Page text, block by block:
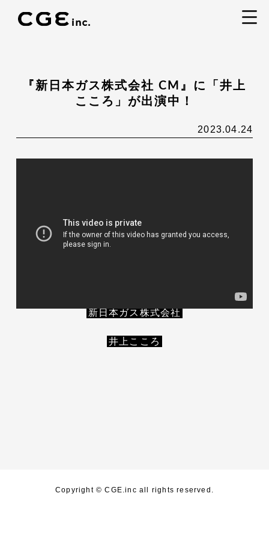
『新日本ガス株式会社 CM』に「井上
こころ」が出演中！
2023.04.24
新日本ガス株式会社
井上こころ
Copyright © CGE.inc all rights reserved.